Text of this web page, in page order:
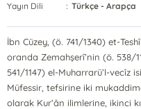
Yayın Dili
: Türkçe - Arapça
İbn Cüzey, (ö. 741/1340) et-
oranda Zemahşerî’nin (ö. 538/
541/1147) el-Muharrarü’l-
Müfessir, tefsirine iki
olarak Kur’ân ilimlerine, ikinci